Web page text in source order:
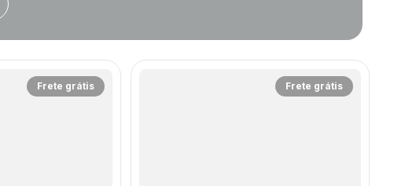
Frete grátis Frete grátis